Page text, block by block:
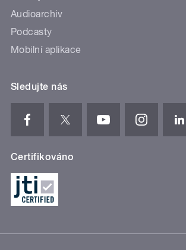
Audioarchiv
Podcasty
Mobilní aplikace
Sledujte nás
Certifikováno